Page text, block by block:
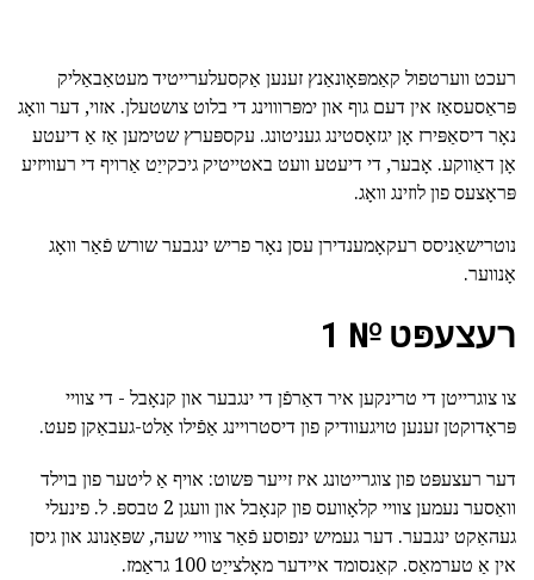
רעכט ווערטפול קאַמפּאָונאַנץ זענען אַקסעלערייטיד מעטאַבאַליק
פּראַסעסאַז אין דעם גוף און ימפּרוווינג די בלוט צושטעלן. אזוי, דער וואָג
נאָר דיסאַפּירז אָן יגזאָסטינג געניטונג. עקספּערץ שטימען אַז אַ דיעטע
אָן דאַווקע. אָבער, די דיעטע וועט באטייטיק גיכקייַט אַרויף די רעוויזיע
פּראָצעס פון לוזינג וואָג.
נוטרישאַניסס רעקאָמענדירן עסן נאָר פריש ינגבער שורש פֿאַר וואָג
אָנווער.
רעצעפּט № 1
צו צוגרייטן די טרינקען איר דאַרפֿן די ינגבער און קנאָבל - די צוויי
פּראָדוקטן זענען טויגעוודיק פון דיסטרויינג אַפֿילו אַלט-געבאַקן פעט.
דער רעצעפּט פון צוגרייטונג איז זייער פּשוט: אויף אַ ליטער פון בוילד
וואַסער נעמען צוויי קלאָוועס פון קנאָבל און וועגן 2 טבספּ. ל. פינעלי
געהאַקט ינגבער. דער געמיש ינפוסע פֿאַר צוויי שעה, שפּאַנונג און גיסן
אין אַ טערמאַס. קאַנסומד איידער מאָלצייַט 100 גראַמז.